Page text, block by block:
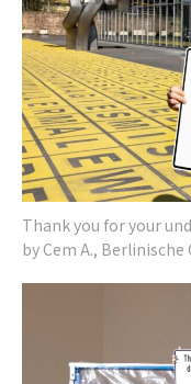
Thank you for your
by Cem A.,